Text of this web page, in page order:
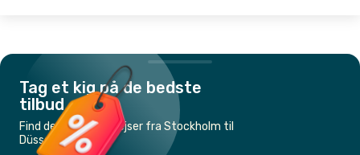
Tag et kig på de bedste
tilbud
Find de billigste flyrejser fra Stockholm til
Düsseldorf